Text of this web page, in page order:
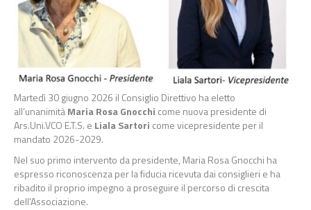
Martedì 30 giugno 2026 il Consiglio Direttivo ha eletto
all’unanimitàMaria Rosa Gnocchi come nuova presidente di
Ars.Uni.VCO E.T.S. e Liala Sartori come vicepresidente per il
mandato 2026-2029.
Nel suo primo intervento da presidente, Maria Rosa Gnocchi ha
espresso riconoscenza per la fiducia ricevuta dai consiglieri e ha
ribadito il proprio impegno a proseguire il percorso di crescita
dell'Associazione.